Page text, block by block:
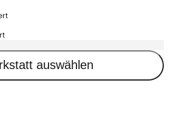
auswählen